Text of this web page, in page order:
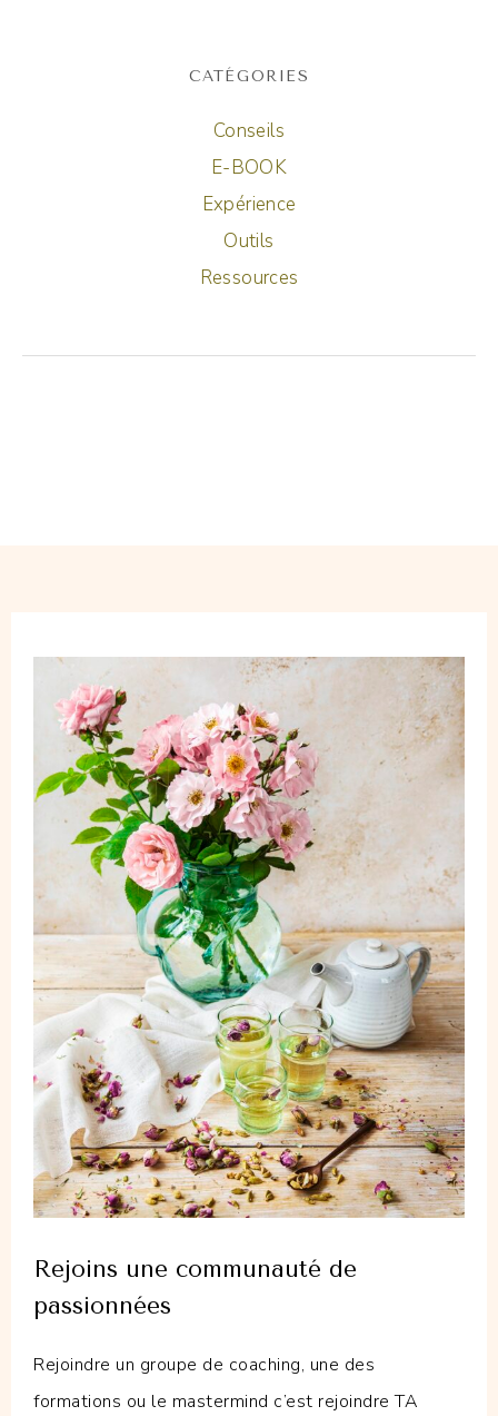
CATÉGORIES
Conseils
E-BOOK
Expérience
Outils
Ressources
Rejoins une communauté de
passionnées
Rejoindre un groupe de coaching, une des
formations ou le mastermind c’est rejoindre TA